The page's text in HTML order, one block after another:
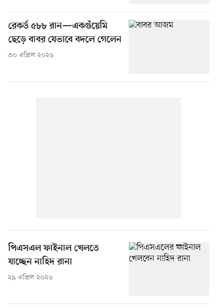
রেকর্ড ৫৮৮ রান—একগুঁয়েমি
ছেড়ে বাবর যেভাবে বদলে গেলেন
৩০ এপ্রিল ২০২৬
পিএসএল ফাইনাল খেলতে
যাচ্ছেন নাহিদ রানা
২৯ এপ্রিল ২০২৬